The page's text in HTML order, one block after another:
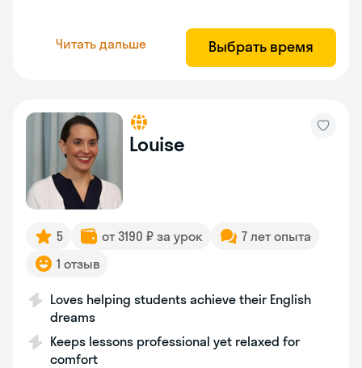
Читать дальше Выбрать время
Louise
5 от 3190 ₽ за урок
7 лет опыта
1 отзыв
Loves helping students achieve their English
dreams
Keeps lessons professional yet relaxed for
comfort